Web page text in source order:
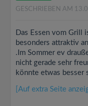
GESCHRIEBEN AM
Das Essen vom Grill
besonders attraktiv
.Im Sommer ev
nicht gerade sehr
könnte etwas besser
[Auf extra Seite